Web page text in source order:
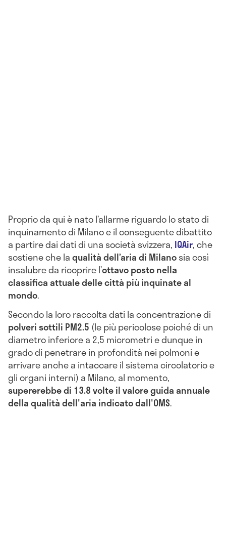
Proprio da qui è nato l’allarme riguardo lo stato di
inquinamento di Milano e il conseguente dibattito
a partire dai dati di una società svizzera, IQAir, che
sostiene che laqualità dell’aria di Milanosia così
insalubre da ricoprire l’ottavo posto nella
classifica attuale delle città più inquinate al
mondo.
Secondo la loro raccolta dati la concentrazione di
polveri sottili PM2.5 (le più pericolose poiché di un
diametro inferiore a 2,5 micrometri e dunque in
grado di penetrare in profondità nei polmoni e
arrivare anche a intaccare il sistema circolatorio e
gli organi interni) a Milano, al momento,
supererebbe di 13.8 volte il valore guida annuale
della qualità dell'aria indicato dall'OMS.